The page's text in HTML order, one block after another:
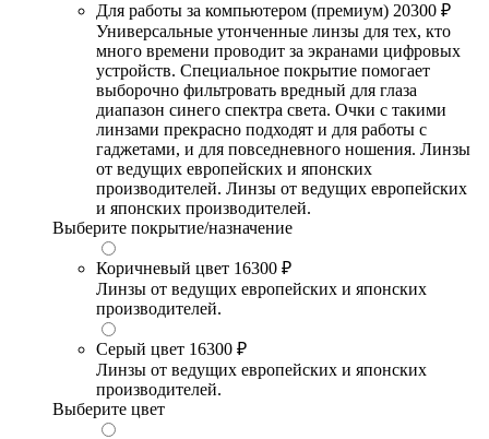
Для работы за компьютером (премиум) 20300 ₽
Универсальные утонченные линзы для тех, кто
много времени проводит за экранами цифровых
устройств. Специальное покрытие помогает
выборочно фильтровать вредный для глаза
диапазон синего спектра света. Очки с такими
линзами прекрасно подходят и для работы с
гаджетами, и для повседневного ношения. Линзы
от ведущих европейских и японских
производителей. Линзы от ведущих европейских
и японских производителей.
Выберите покрытие/назначение
Коричневый цвет 16300 ₽
Линзы от ведущих европейских и японских
производителей.
Серый цвет 16300 ₽
Линзы от ведущих европейских и японских
производителей.
Выберите цвет